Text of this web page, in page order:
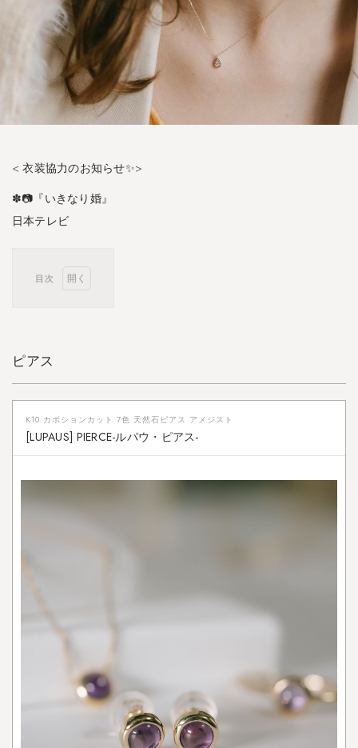
< 衣装協力のお知らせ✨>
✽📷『いきなり婚』
日本テレビ
目次
ス
ッ
ク
レ
ピアス
K10 カボションカット 7色 天然石ピアス アメジスト
[LUPAUS] PIERCE-ルパウ・ピアス-